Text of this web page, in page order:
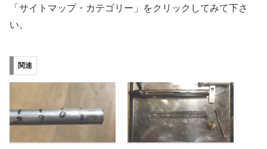
「サイトマップ・カテゴリー」をクリックしてみて下さ
い。
関連